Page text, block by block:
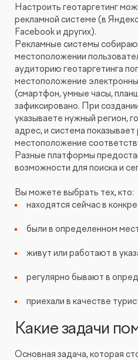
Настроить геотаргетинг
рекламной системе (в
Facebook и других).
Рекламные системы
местоположении
аудиторию геотаргетинга
местоположение
(смартфон, умные часы,
зафиксировано. При
указываете нужный регион,
адрес, и система
местоположение
Разные платформы
возможности для поиска и
Вы можете выбрать тех, кто:
находятся сейчас в
были в определенном
живут или работают в
регулярно бывают в
приехали в качестве
Какие задачи
Основная задача, которая